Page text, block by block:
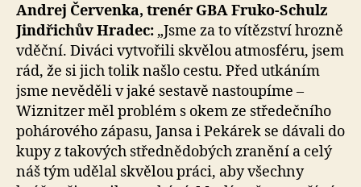
Andrej Červenka, trenér GBA Fruko-Schulz
Jindřichův Hradec: „Jsme za to vítězství hrozně
vděční. Diváci vytvořili skvělou atmosféru, jsem
rád, že si jich tolik našlo cestu. Před utkáním
jsme nevěděli v jaké sestavě nastoupíme –
Wiznitzer měl problém s okem ze středečního
pohárového zápasu, Jansa i Pekárek se dávali do
kupy z takových střednědobých zranění a celý
náš tým udělal skvělou práci, aby všechny